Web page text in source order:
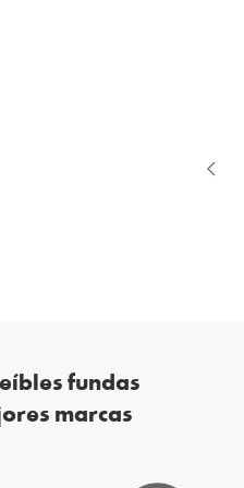
fundas
marcas